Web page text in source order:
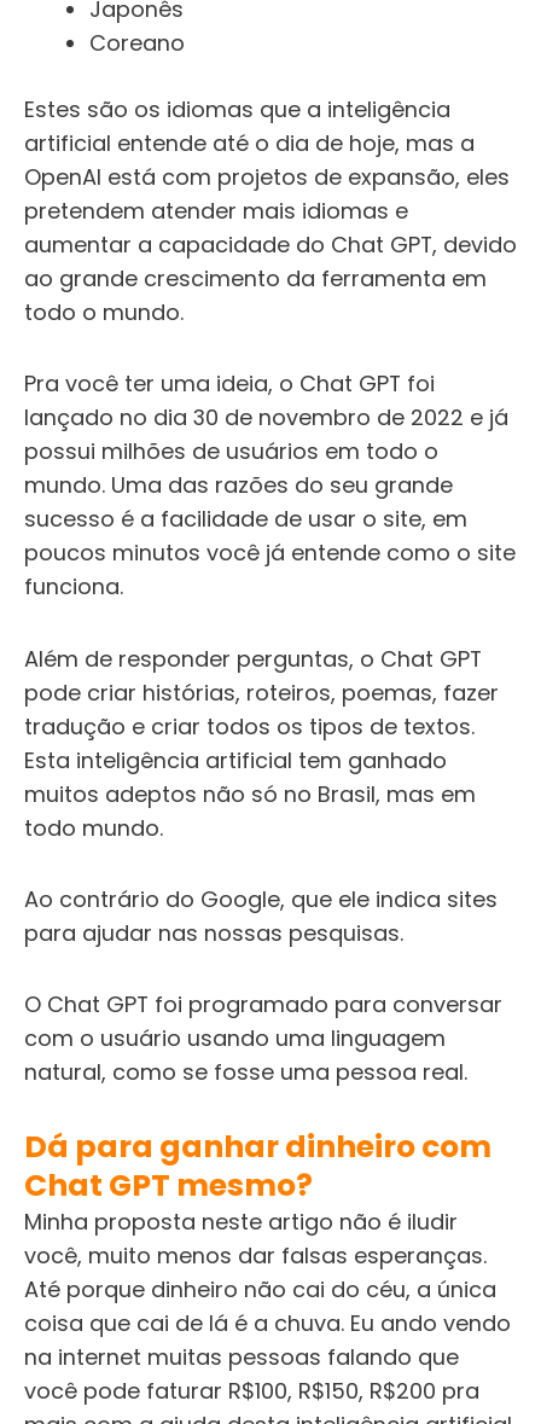
Japonês
Coreano
Estes são os idiomas que a inteligência
artificial entende até o dia de hoje, mas a
OpenAI está com projetos de expansão, eles
pretendem atender mais idiomas e
aumentar a capacidade do Chat GPT, devido
ao grande crescimento da ferramenta em
todo o mundo.
Pra você ter uma ideia, o Chat GPT foi
lançado no dia 30 de novembro de 2022 e já
possui milhões de usuários em todo o
mundo. Uma das razões do seu grande
sucesso é a facilidade de usar o site, em
poucos minutos você já entende como o site
funciona.
Além de responder perguntas, o Chat GPT
pode criar histórias, roteiros, poemas, fazer
tradução e criar todos os tipos de textos.
Esta inteligência artificial tem ganhado
muitos adeptos não só no Brasil, mas em
todo mundo.
Ao contrário do Google, que ele indica sites
para ajudar nas nossas pesquisas.
O Chat GPT foi programado para conversar
com o usuário usando uma linguagem
natural, como se fosse uma pessoa real.
Dá para ganhar dinheiro com
Chat GPT mesmo?
Minha proposta neste artigo não é iludir
você, muito menos dar falsas esperanças.
Até porque dinheiro não cai do céu, a única
coisa que cai de lá é a chuva. Eu ando vendo
na internet muitas pessoas falando que
você pode faturar R$100, R$150, R$200 pra